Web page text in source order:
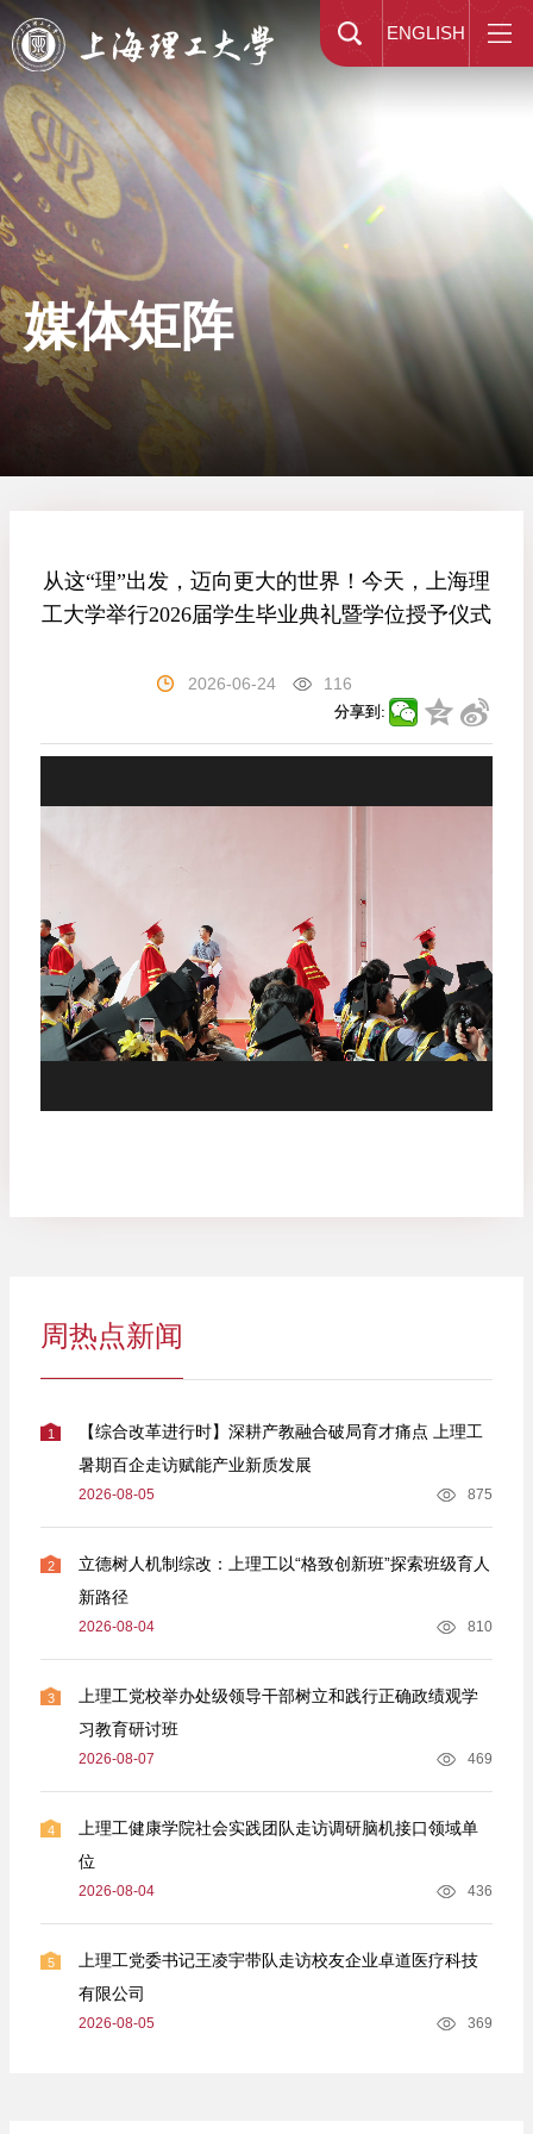
ENGLISH
媒体矩阵
从这“理”出发，迈向更大的世界！今天，上海理
工大学举行2026届学生毕业典礼暨学位授予仪式
2026-06-24 116
分享到:
周热点新闻
1
【综合改革进行时】深耕产教融合破局育才痛点 上理工
暑期百企走访赋能产业新质发展
2026-08-05 875
2
立德树人机制综改：上理工以“格致创新班”探索班级育人
新路径
2026-08-04 810
3
上理工党校举办处级领导干部树立和践行正确政绩观学
习教育研讨班
2026-08-07 469
4
上理工健康学院社会实践团队走访调研脑机接口领域单
位
2026-08-04 436
5
上理工党委书记王凌宇带队走访校友企业卓道医疗科技
有限公司
2026-08-05 369